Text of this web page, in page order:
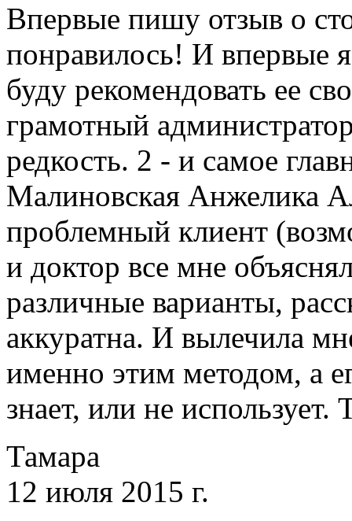
Впервые пишу отзыв о
понравилось! И впервые
буду рекомендовать ее
грамотный
редкость. 2 - и самое
Малиновская Анжелика
проблемный клиент
и доктор все мне
различные варианты,
аккуратна. И вылечила
именно этим методом, а
знает, или не
Тамара
12 июля 2015 г.